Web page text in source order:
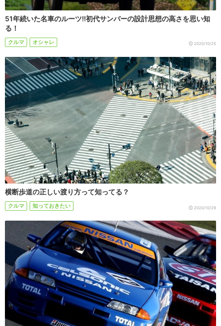
51年続いた名車のルーツ!!初代サンバーの設計思想の高さを思い知
る！
クルマ オシャレ 2020/10/25
横断歩道の正しい渡り方って知ってる？
クルマ 知っておきたい 2020/10/29